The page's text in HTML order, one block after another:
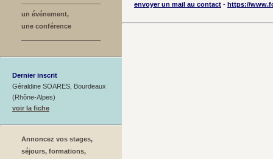
un événement,
une conférence
Dernier inscrit
Géraldine SOARES, Bourdeaux
(Rhône-Alpes)
voir la fiche
Annoncez vos stages,
séjours, formations,
envoyer un mail au contact - https://